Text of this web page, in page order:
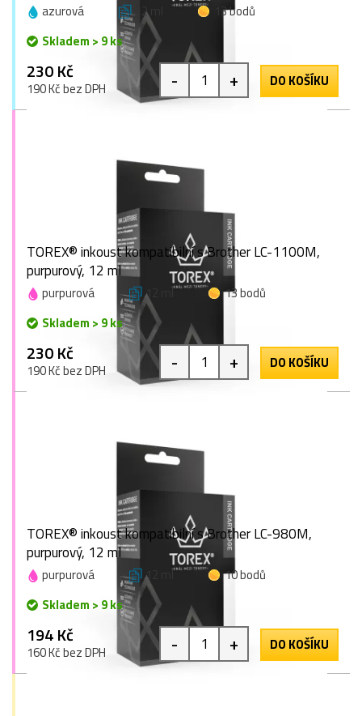
azurová 12 ml
13 bodů
Skladem > 9 ks
230 Kč
190 Kč bez DPH - + DO KOŠÍKU
TOREX® inkoust kompatibilní s Brother LC-1100M,
purpurový, 12 ml
purpurová 12 ml
13 bodů
Skladem > 9 ks
230 Kč
190 Kč bez DPH - + DO KOŠÍKU
TOREX® inkoust kompatibilní s Brother LC-980M,
purpurový, 12 ml
purpurová 12 ml
10 bodů
Skladem > 9 ks
194 Kč
160 Kč bez DPH - + DO KOŠÍKU